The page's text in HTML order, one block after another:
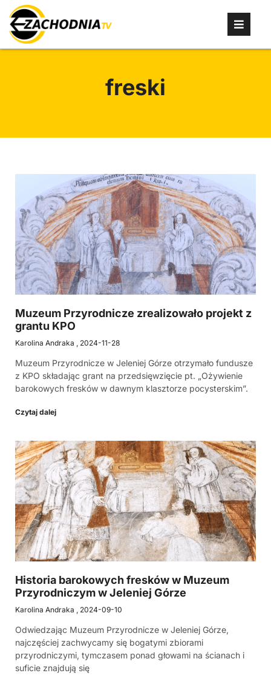
freski
Muzeum Przyrodnicze zrealizowało projekt z
grantu KPO
Karolina Andraka 2024-11-28
Muzeum Przyrodnicze w Jeleniej Górze otrzymało fundusze
z KPO składając grant na przedsięwzięcie pt. „Ożywienie
barokowych fresków w dawnym klasztorze pocysterskim”.
Czytaj dalej
Historia barokowych fresków w Muzeum
Przyrodniczym w Jeleniej Górze
Karolina Andraka 2024-09-10
Odwiedzając Muzeum Przyrodnicze w Jeleniej Górze,
najczęściej zachwycamy się bogatymi zbiorami
przyrodniczymi, tymczasem ponad głowami na ścianach i
suficie znajdują się